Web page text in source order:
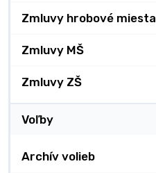
Zmluvy hrobové miesta
Zmluvy MŠ
Zmluvy ZŠ
Voľby
Archív volieb